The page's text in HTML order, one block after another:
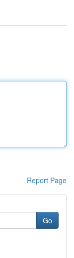
Report Page
Go